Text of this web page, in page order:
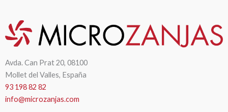
Avda. Can Prat 20, 08100
Mollet del Valles, España
93 198 82 82
info@microzanjas.com